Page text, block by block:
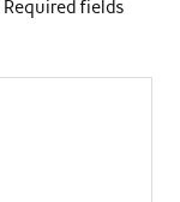
Required fields